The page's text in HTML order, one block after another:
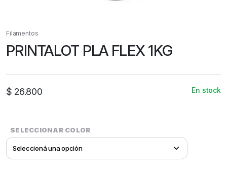
Filamentos
PRINTALOT PLA FLEX 1KG
$ 26.800 En stock
SELECCIONAR COLOR